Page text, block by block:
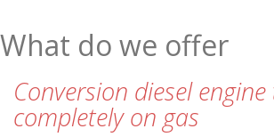
What do we offer
Conversion diesel
completely on gas